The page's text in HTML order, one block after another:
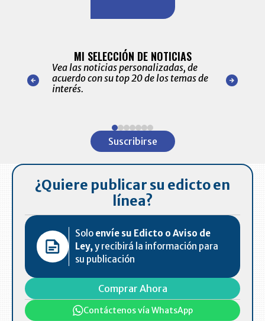
nuestro
para
MI SELECCIÓN DE NOTICIAS
Vea las noticias personalizadas, de
acuerdo con su top 20 de los temas de
interés.
de las
Suscribirse
¿Quiere publicar su edicto en
línea?
Solo envíe su Edicto o Aviso de
Ley,y recibirá la información para
su publicación
Comprar Ahora
Contáctenos vía WhatsApp